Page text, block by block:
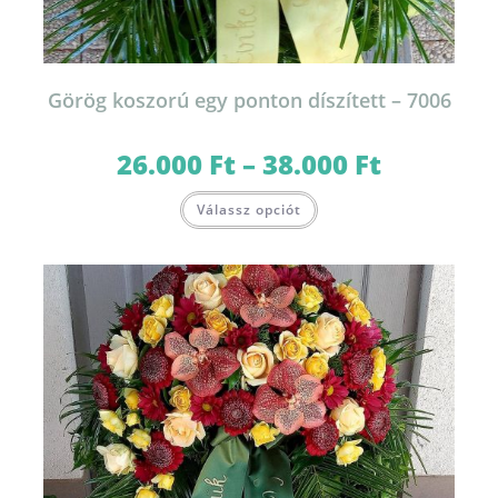
Görög koszorú egy ponton díszített – 7006
26.000 Ft–38.000 Ft26.000 Ft
Válassz opciót a
van.
A
változatok
a
termékoldalon
választhatók
ki